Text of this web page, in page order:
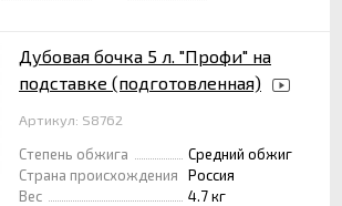
Дубовая бочка 5 л. "Профи" на
подставке (подготовленная)
Артикул: S8762
Степень обжига
Средний обжиг
Страна происхождения
Россия
Вес
4.7 кг